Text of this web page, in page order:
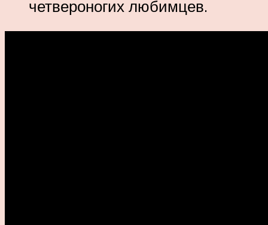
четвероногих любимцев.